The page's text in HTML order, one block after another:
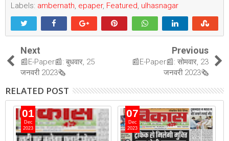
Labels: ambernath, epaper, Featured, ulhasnagar
Next
📰E-Paper📰: बुधवार, 25
जनवरी 2023🗞
Previous
📰E-Paper📰: सोमवार, 23
जनवरी 2023🗞
RELATED POST
01
Dec
2023
07
Dec
2023